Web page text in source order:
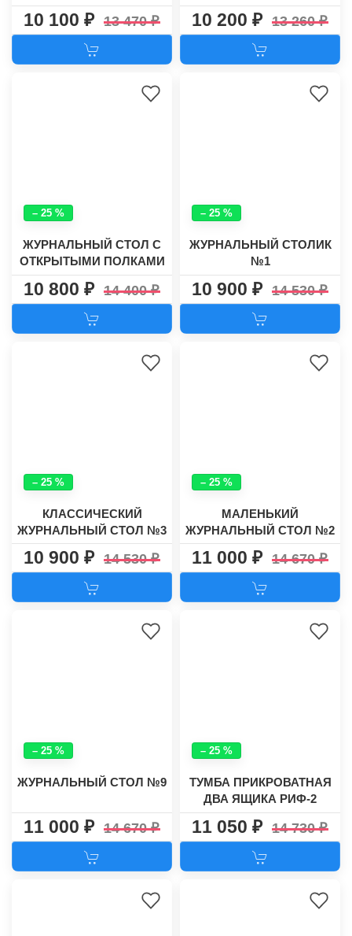
10 100 13 470
ЯЩИКАМИ "ЛАУНЧ"
10 200 13 260
– 25 %
ЖУРНАЛЬНЫЙ СТОЛ С
ОТКРЫТЫМИ ПОЛКАМИ
№10
10 800 14 400
– 25 %
ЖУРНАЛЬНЫЙ СТОЛИК
№1
10 900 14 530
– 25 %
КЛАССИЧЕСКИЙ
ЖУРНАЛЬНЫЙ СТОЛ №3
10 900 14 530
– 25 %
МАЛЕНЬКИЙ
ЖУРНАЛЬНЫЙ СТОЛ №2
11 000 14 670
– 25 %
ЖУРНАЛЬНЫЙ СТОЛ №9
11 000 14 670
– 25 %
ТУМБА ПРИКРОВАТНАЯ
ДВА ЯЩИКА РИФ-2
11 050 14 730